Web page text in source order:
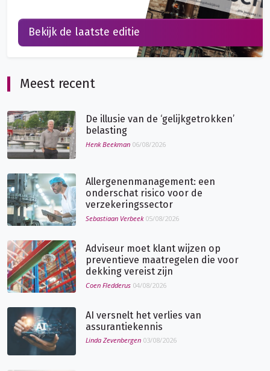
Meest recent
De illusie van de ‘gelijkgetrokken’
belasting
Henk Beekman 06/08/2026
Allergenenmanagement: een
onderschat risico voor de
verzekeringssector
Sebastiaan Verbeek 05/08/2026
Adviseur moet klant wijzen op
preventieve maatregelen die voor
dekking vereist zijn
Coen Fledderus 04/08/2026
AI versnelt het verlies van
assurantiekennis
Linda Zevenbergen 03/08/2026
Bekijk de laatste editie